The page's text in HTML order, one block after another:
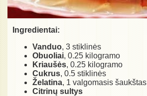
Ingredientai:
Vanduo, 3 stiklinės
Obuoliai, 0.25 kilogramo
Kriaušės, 0.25 kilogramo
Cukrus, 0.5 stiklinės
Želatina, 1 valgomasis šaukštas
Citrinų sultys